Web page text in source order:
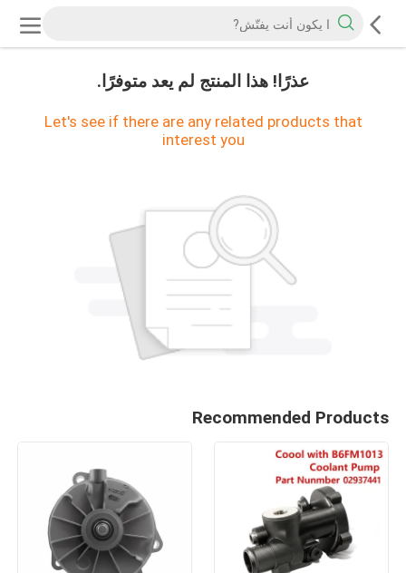
عذرًا! هذا المنتج لم يعد متوفرًا.
Let's see if there are any related products that
interest you
Recommended Products